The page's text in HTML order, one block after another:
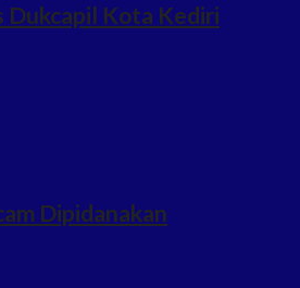
Dukcapil Kota Kediri
Dipidanakan